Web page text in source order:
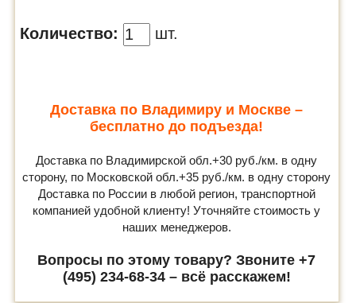
Количество: шт.
Доставка по Владимиру и Москве –
бесплатно до подъезда!
Доставка по Владимирской обл.+30 руб./км. в одну
сторону, по Московской обл.+35 руб./км. в одну сторону
Доставка по России в любой регион, транспортной
компанией удобной клиенту! Уточняйте стоимость у
наших менеджеров.
Вопросы по этому товару? Звоните +7
(495) 234-68-34 – всё расскажем!